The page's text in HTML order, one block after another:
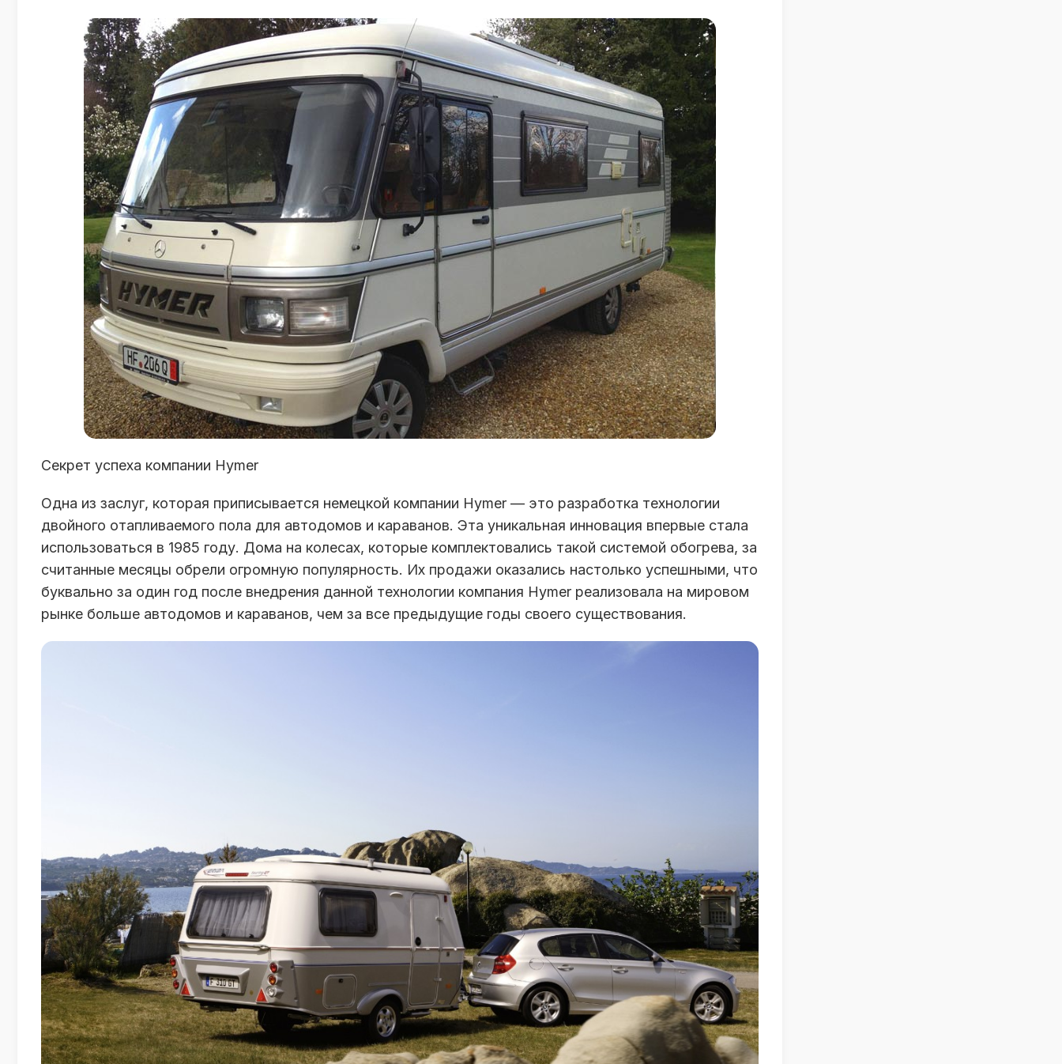
Секрет успеха компании Hymer
Одна из заслуг, которая приписывается немецкой компании Hymer — это разработка технологии
двойного отапливаемого пола для автодомов и караванов. Эта уникальная инновация впервые стала
использоваться в 1985 году. Дома на колесах, которые комплектовались такой системой обогрева, за
считанные месяцы обрели огромную популярность. Их продажи оказались настолько успешными, что
буквально за один год после внедрения данной технологии компания Hymer реализовала на мировом
рынке больше автодомов и караванов, чем за все предыдущие годы своего существования.